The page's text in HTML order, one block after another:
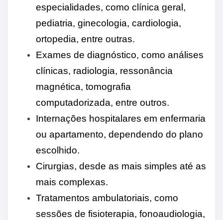
especialidades, como clínica geral,
pediatria, ginecologia, cardiologia,
ortopedia, entre outras.
Exames de diagnóstico, como análises
clínicas, radiologia, ressonância
magnética, tomografia
computadorizada, entre outros.
Internações hospitalares em enfermaria
ou apartamento, dependendo do plano
escolhido.
Cirurgias, desde as mais simples até as
mais complexas.
Tratamentos ambulatoriais, como
sessões de fisioterapia, fonoaudiologia,